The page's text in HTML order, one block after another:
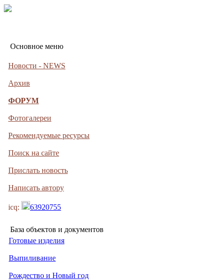
Основное меню
Новости - NEWS
Архив
ФОРУМ
Фотогалереи
Рекомендуемые ресурсы
Поиск на сайте
Прислать новость
Написать автору
icq: 63920755
База объектов и документов
Готовые изделия
Выпиливание
Рождество и Новый год